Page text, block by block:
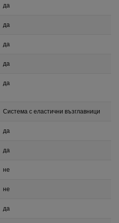
да
да
да
да
да
Система с еластични възглавници
да
да
не
не
да